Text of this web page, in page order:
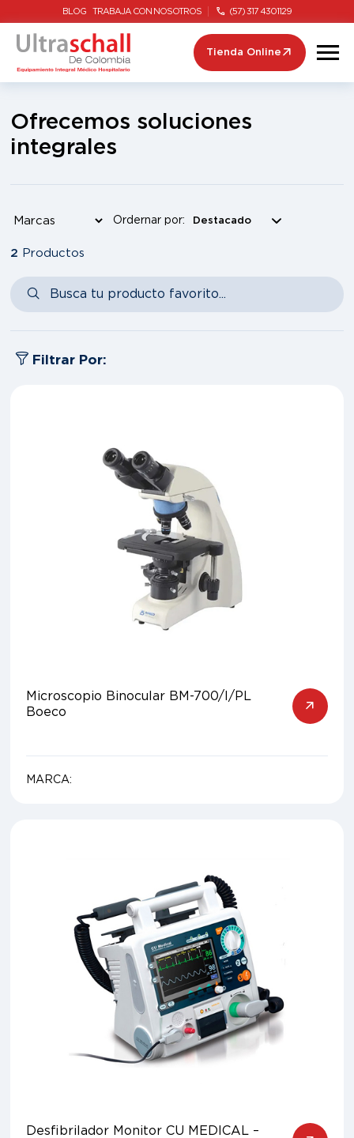
BLOG TRABAJA CON NOSOTROS (57) 317 4301129
Tienda Online
Ofrecemos soluciones
integrales
Ordernar por:
2 Productos
Filtrar Por:
Microscopio Binocular BM-700/I/PL
Boeco
MARCA:
Desfibrilador Monitor CU MEDICAL –